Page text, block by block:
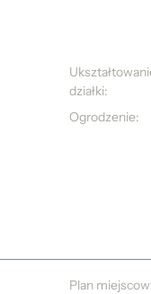
działki:
Ogrodzenie:
Plan